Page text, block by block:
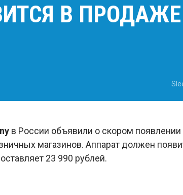
В
в России объявили о скором
магазинов. Аппарат должен
23 990 рублей.